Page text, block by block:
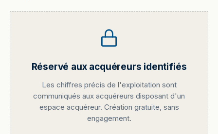
Réservé aux acquéreurs identifiés
Les chiffres précis de l'exploitation sont
communiqués aux acquéreurs disposant d'un
espace acquéreur. Création gratuite, sans
engagement.